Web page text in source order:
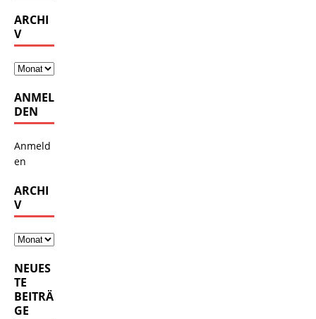
ARCHI
V
ANMEL
DEN
Anmeld
en
ARCHI
V
NEUES
TE
BEITRÄ
GE